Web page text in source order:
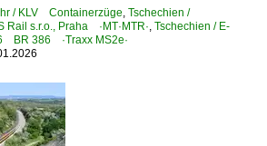
Züge
Express-Züge
– Thörl-Maglern (–Tarvisio
– Mürzzuschlag ·Semmeringbahn·
/ KLV Containerzüge, Tschechien /
Rail s.r.o., Praha ·MT·MTR·, Tschechien / E-
BR 386 ·Traxx MS2e·